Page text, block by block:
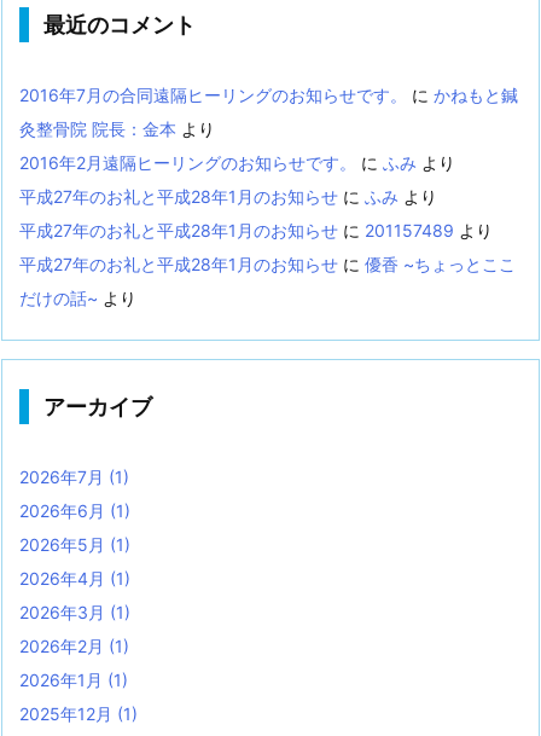
最近のコメント
2016年7月の合同遠隔ヒーリングのお知らせです。 に かねもと鍼
灸整骨院 院長：金本 より
2016年2月遠隔ヒーリングのお知らせです。
に ふみ より
平成27年のお礼と平成28年1月のお知らせ に ふみ より
平成27年のお礼と平成28年1月のお知らせ に 201157489 より
平成27年のお礼と平成28年1月のお知らせ に 優香 ~ちょっとここ
だけの話~ より
アーカイブ
2026年7月 (1)
2026年6月 (1)
2026年5月 (1)
2026年4月 (1)
2026年3月 (1)
2026年2月 (1)
2026年1月 (1)
2025年12月 (1)